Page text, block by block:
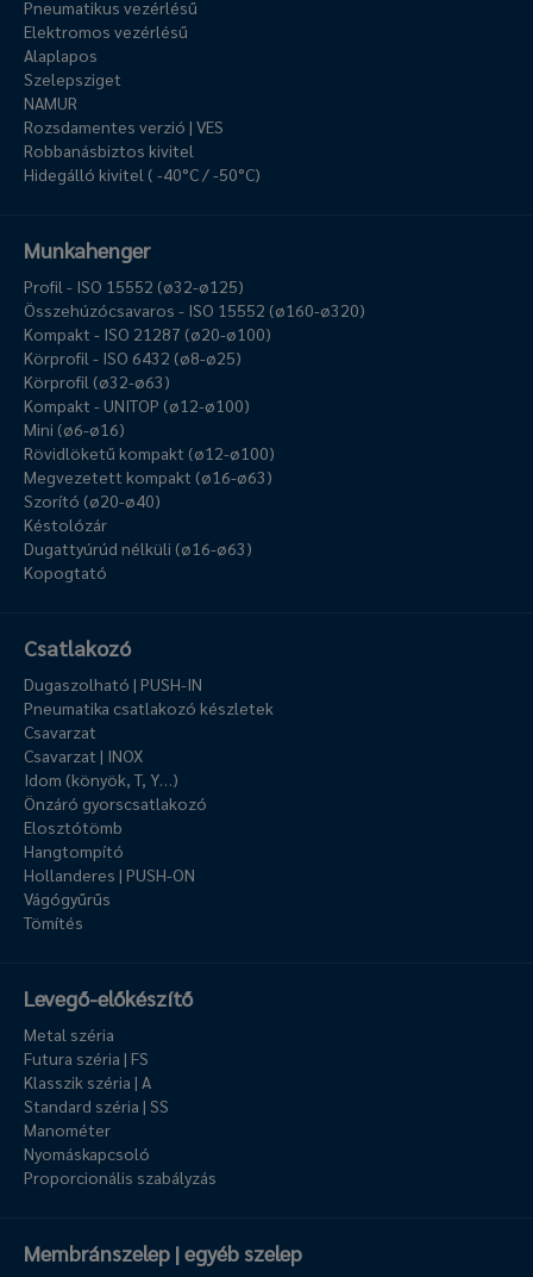
Pneumatikus vezérlésű
Elektromos vezérlésű
Alaplapos
Szelepsziget
NAMUR
Rozsdamentes verzió | VES
Robbanásbiztos kivitel
Hidegálló kivitel ( -40°C / -50°C)
Munkahenger
Profil - ISO 15552 (ø32-ø125)
Összehúzócsavaros - ISO 15552 (ø160-ø320)
Kompakt - ISO 21287 (ø20-ø100)
Körprofil - ISO 6432 (ø8-ø25)
Körprofil (ø32-ø63)
Kompakt - UNITOP (ø12-ø100)
Mini (ø6-ø16)
Rövidlöketű kompakt (ø12-ø100)
Megvezetett kompakt (ø16-ø63)
Szorító (ø20-ø40)
Késtolózár
Dugattyúrúd nélküli (ø16-ø63)
Kopogtató
Csatlakozó
Dugaszolható | PUSH-IN
Pneumatika csatlakozó készletek
Csavarzat
Csavarzat | INOX
Idom (könyök, T, Y…)
Önzáró gyorscsatlakozó
Elosztótömb
Hangtompító
Hollanderes | PUSH-ON
Vágógyűrűs
Tömítés
Levegő-előkészítő
Metal széria
Futura széria | FS
Klasszik széria | A
Standard széria | SS
Manométer
Nyomáskapcsoló
Proporcionális szabályzás
Membránszelep | egyéb szelep